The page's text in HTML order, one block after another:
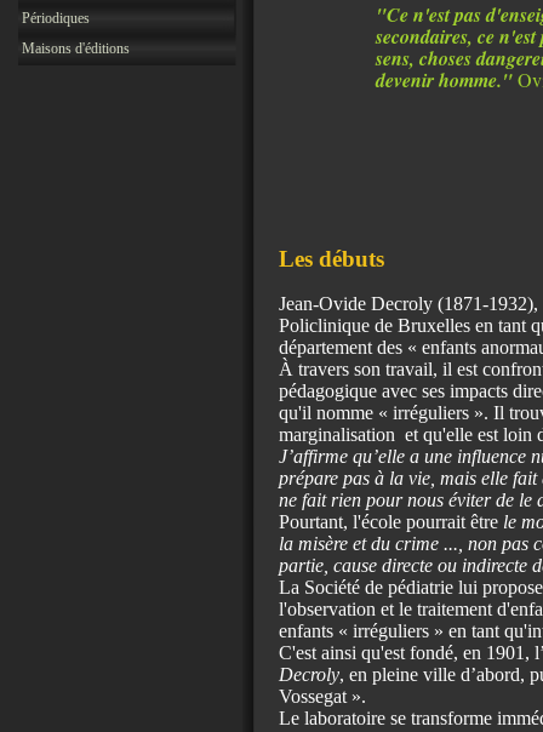
Les débuts
Jean-Ovide Decroly (1871-1932),
Policlinique de Bruxelles en tant
département des « enfants
À travers son travail, il est
pédagogique avec ses impacts
qu'il nomme « irréguliers ». Il
marginalisation et qu'elle est loin
J’affirme qu’elle a une influence
prépare pas à la vie, mais elle fait
ne fait rien pour nous éviter de le
Pourtant, l'école pourrait être le
la misère et du crime ..., non pas
partie, cause directe ou indirecte
La Société de pédiatrie lui
l'observation et le traitement
enfants « irréguliers » en tant
C'est ainsi qu'est fondé, en 1901,
Decroly, en pleine ville d’abord,
Vossegat ».
Le laboratoire se transforme
"Ce n'est pas
secondaires, ce
sens, choses
devenir homme."
Périodiques
Maisons d'éditions